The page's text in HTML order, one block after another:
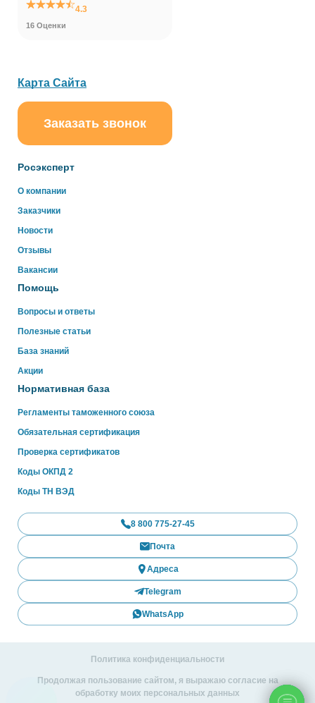
4.3
16 Оценки
Росэксперт
О компании
Заказчики
Новости
Отзывы
Вакансии
Помощь
Вопросы и ответы
Полезные статьи
База знаний
Акции
Нормативная база
Регламенты таможенного союза
Обязательная сертификация
Проверка сертификатов
Коды ОКПД 2
Коды ТН ВЭД
Карта Сайта
Заказать звонок
8 800 775-27-45
Почта
Адреса
Telegram
WhatsApp
Политика конфиденциальности
Продолжая пользование сайтом, я выражаю согласие на
обработку моих персональных данных
online
Здравствуйте!
Свяжитесь с нами через WhatsApp нажав на кнопку